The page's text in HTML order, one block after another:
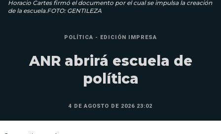
Horacio Cartes firmó el documento por el cual se impulsa la creación
de la escuela.FOTO: GENTILEZA
POLÍTICA - EDICIÓN IMPRESA
ANR abrirá escuela de
política
4 DE AGOSTO DE 2026 23:02